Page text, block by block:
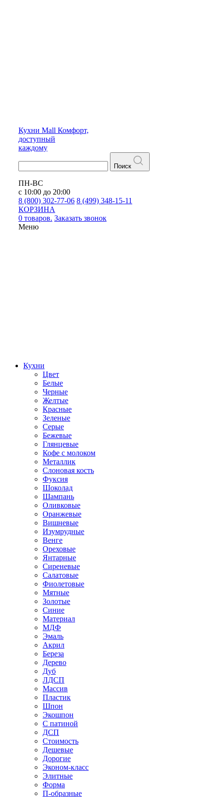
Кухни Mall Комфорт,
доступный
каждому
Поиск
ПН-ВС
с 10:00 до 20:00
8 (800) 302-77-06 8 (499) 348-15-11
КОРЗИНА
0 товаров. Заказать звонок
Меню
Кухни
Цвет
Белые
Черные
Желтые
Красные
Зеленые
Серые
Бежевые
Глянцевые
Кофе с молоком
Металлик
Слоновая кость
Фуксия
Шоколад
Шампань
Оливковые
Оранжевые
Вишневые
Изумрудные
Венге
Ореховые
Янтарные
Сиреневые
Салатовые
Фиолетовые
Мятные
Золотые
Синие
Материал
МДФ
Эмаль
Акрил
Береза
Дерево
Дуб
ЛДСП
Массив
Пластик
Шпон
Экошпон
С патиной
ДСП
Стоимость
Дешевые
Дорогие
Эконом-класс
Элитные
Форма
П-образные